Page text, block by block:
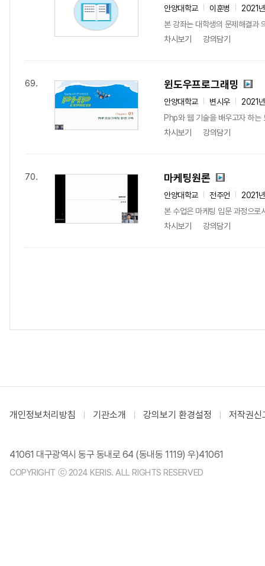
안양대학교 이훈병
2021
본 강좌는 대학생의 문제해결과
차시보기
강의담기
69. 윈도우프로그래밍
안양대학교 변시우
2021
Php와 웹 기술을 배우고자 하는
차시보기
강의담기
70. 마케팅원론
안양대학교 전주언
2021
본 수업은 마케팅 입문 과정으로
차시보기
강의담기
개인정보처리방침 기관소개 강의보기 환경설정 저작권신
41061 대구광역시 동구 동내로 64 (동내동 1119) 우)41061
COPYRIGHT ⓒ 2024 KERIS. ALL RIGHTS RESERVED